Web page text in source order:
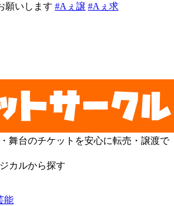
願いします #Aぇ譲 #Aぇ求
舞台のチケットを安心に転売・譲渡で
カルから探す
能